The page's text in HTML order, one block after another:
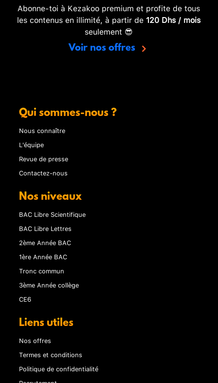
Abonne-toi à Kezakoo premium et profite de tous
les contenus en illimité, à partir de 120 Dhs / mois
seulement 😎
Voir nos offres
Qui sommes-nous ?
Nous connaître
L'équipe
Revue de presse
Contactez-nous
Nos niveaux
BAC Libre Scientifique
BAC Libre Lettres
2ème Année BAC
1ère Année BAC
Tronc commun
3ème Année collège
CE6
Liens utiles
Nos offres
Termes et conditions
Politique de confidentialité